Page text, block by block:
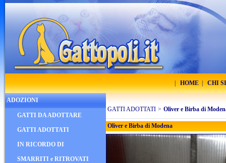
HOME CHI
ADOZIONI
GATTI DA ADOTTARE
GATTI ADOTTATI
IN RICORDO DI
SMARRITI e RITROVATI
GATTI ADOTTATI > Oliver e Birba di
Oliver e Birba di Modena